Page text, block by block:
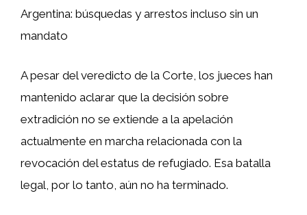
Argentina: búsquedas y arrestos incluso sin un
mandato
A pesar del veredicto de la Corte, los jueces han
mantenido aclarar que la decisión sobre
extradición no se extiende a la apelación
actualmente en marcha relacionada con la
revocación del estatus de refugiado. Esa batalla
legal, por lo tanto, aún no ha terminado.